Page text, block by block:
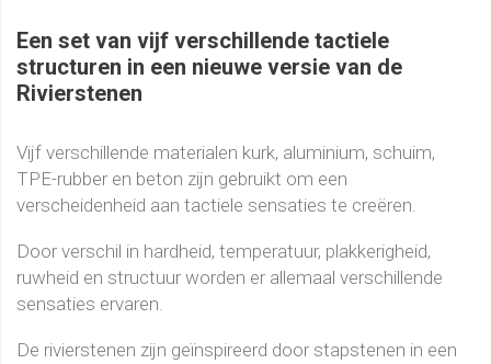
Een set van vijf verschillende tactiele
structuren in een nieuwe versie van de
Rivierstenen
Vijf verschillende materialen kurk, aluminium, schuim,
TPE-rubber en beton zijn gebruikt om een ​​
verscheidenheid aan tactiele sensaties te creëren.
Door verschil in hardheid, temperatuur, plakkerigheid,
ruwheid en structuur worden er allemaal verschillende
sensaties ervaren.
De rivierstenen zijn geïnspireerd door stapstenen in een